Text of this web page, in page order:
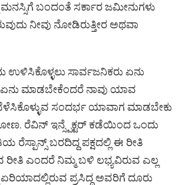
ಬಂದಂತೆ ಸರ್ಕಾರ ಜಮೀನುಗಳು
ನೀವು ನೋಡಿರುತ್ತೀರ ಅಥವಾ
ಉಳಿಸಿಕೊಳ್ಳಲು ಸಾರ್ವಜನಿಕರು ಏನು
ಮಾಡಬೇಕೆಂದರೆ ನಾವು ಯಾವ
ಸಂದರ್ಭ ಯಾವಾಗ ಮಾಡಬೇಕು
ರೆವಿನ್ ಇನ್ಸ್ಪೆಕ್ಟರ್ ಕಡೆಯಿಂದ ಒಂದು
ರೆಸ್ಪಾನ್ಸ್ ಬರದಿದ್ದ ಪಕ್ಷದಲ್ಲಿ ಈ ರೀತಿ
ಎಂದರೆ ನಿಮ್ಮ ಬಳಿ ಲಭ್ಯವಿರುವ ಎಲ್ಲ
ಪ್ರಸಿದ್ಧ ಅವರಿಗೆ ದೂರು